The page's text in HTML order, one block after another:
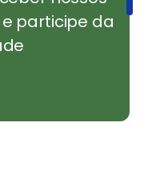
participe da